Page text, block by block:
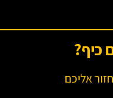
כיף?
אליכם